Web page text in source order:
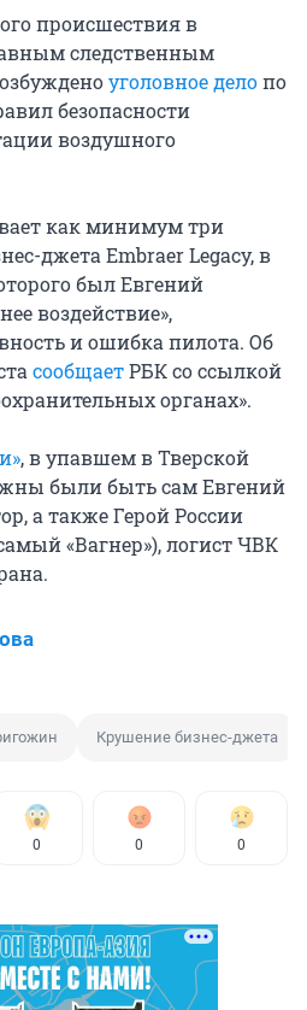
происшествия в
следственным
уголовное делопо
безопасности
воздушного
как минимум три
джета Embraer Legacy, в
был Евгений
воздействие»,
и ошибка пилота. Об
сообщаетРБК со ссылкой
органах».
, в упавшем в Тверской
были быть сам Евгений
а также Герой России
«Вагнер»), логист ЧВК
Крушение бизнес-джета
0 0 0